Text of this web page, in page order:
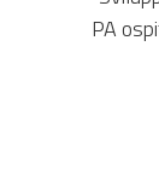
PA